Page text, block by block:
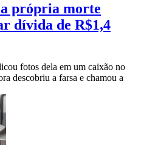
própria morte
dívida de R$1,4
fotos dela em um caixão no
descobriu a farsa e chamou a